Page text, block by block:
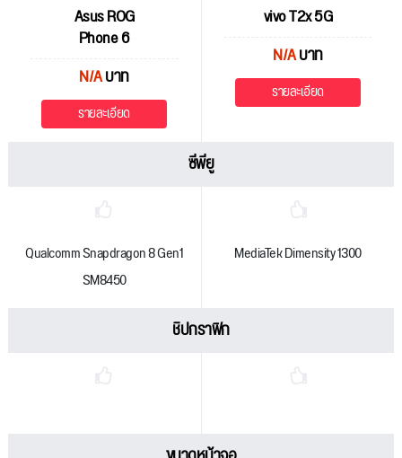
Asus ROG
Phone 6
N/Aบาท
รายละเอียด
vivo T2x 5G
N/Aบาท
รายละเอียด
ซีพียู
Qualcomm Snapdragon 8 Gen1
SM8450
MediaTek Dimensity 1300
ชิปกราฟิก